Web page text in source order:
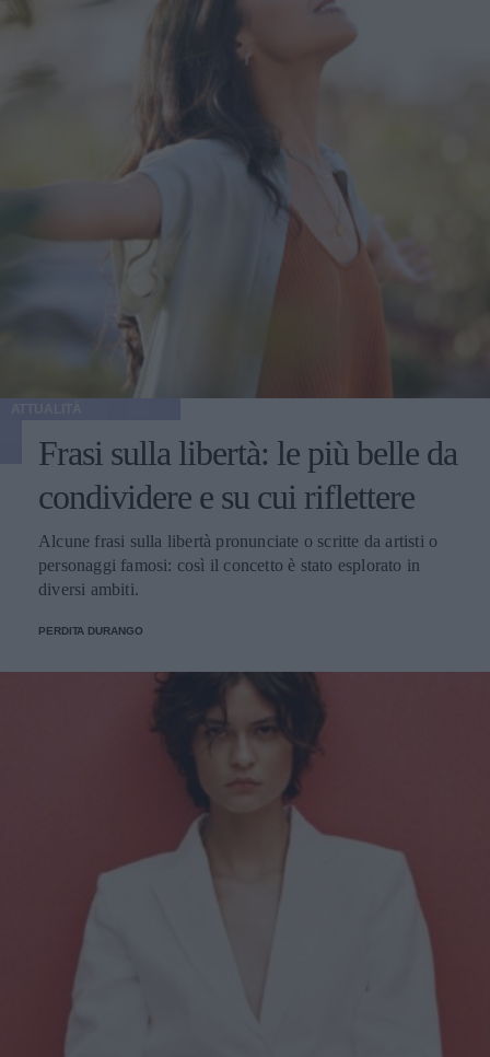
Frasi sulla libertà: le più belle da
condividere e su cui riflettere
Alcune frasi sulla libertà pronunciate o scritte da artisti o
personaggi famosi: così il concetto è stato esplorato in
diversi ambiti.
PERDITA DURANGO